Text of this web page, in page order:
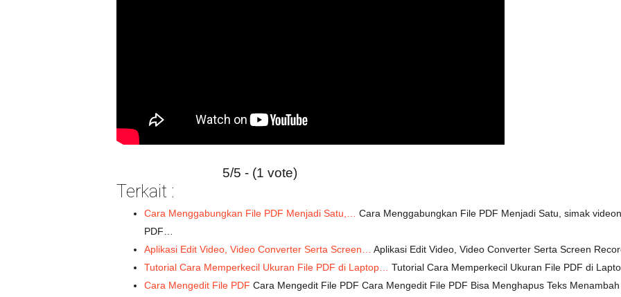
5/5 - (1 vote)
Terkait :
Cara Menggabungkan File PDF Menjadi Satu,…
Cara Menggabungkan File PDF Menjadi Satu, simak
PDF…
Aplikasi Edit Video, Video Converter Serta Screen…
Aplikasi Edit Video, Video Converter Serta Screen
Tutorial Cara Memperkecil Ukuran File PDF di Laptop…
Tutorial Cara Memperkecil Ukuran File PDF di
Cara Mengedit File PDF Cara Mengedit File PDF Cara Mengedit File PDF Bisa Menghapus Teks